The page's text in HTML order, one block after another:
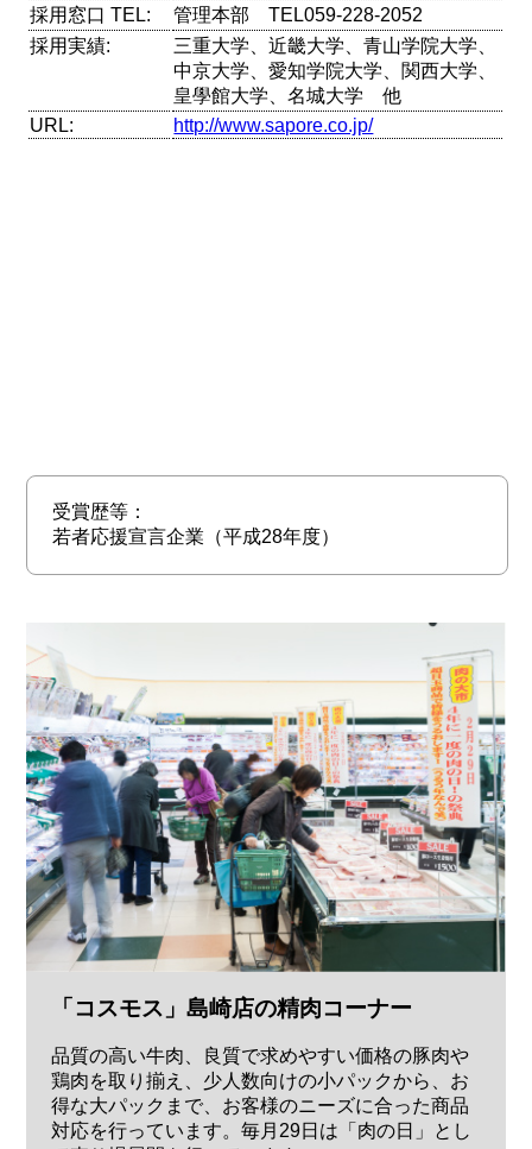
採用窓口 TEL:
管理本部 TEL059-228-2052
採用実績:
三重大学、近畿大学、青山学院大学、
中京大学、愛知学院大学、関西大学、
皇學館大学、名城大学 他
URL:
http://www.sapore.co.jp/
受賞歴等：
若者応援宣言企業（平成28年度）
「コスモス」島崎店の精肉コーナー
品質の高い牛肉、良質で求めやすい価格の豚肉や
鶏肉を取り揃え、少人数向けの小パックから、お
得な大パックまで、お客様のニーズに合った商品
対応を行っています。毎月29日は「肉の日」とし